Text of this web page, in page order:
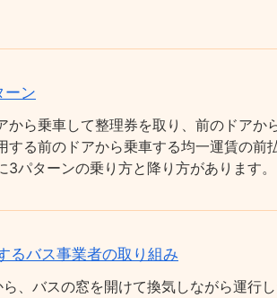
ーン
ら乗車して整理券を取り、前のドアか
る前のドアから乗車する均一運賃の前
パターンの乗り方と降り方があります。
るバス事業者の取り組み
、バスの窓を開けて換気しながら運行